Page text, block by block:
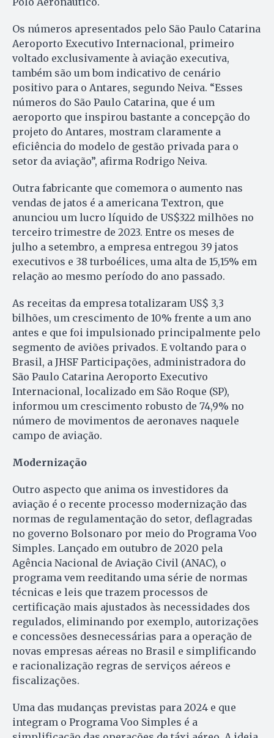
Os números apresentados pelo São Paulo Catarina
Aeroporto Executivo Internacional, primeiro
voltado exclusivamente à aviação executiva,
também são um bom indicativo de cenário
positivo para o Antares, segundo Neiva. “Esses
números do São Paulo Catarina, que é um
aeroporto que inspirou bastante a concepção do
projeto do Antares, mostram claramente a
eficiência do modelo de gestão privada para o
setor da aviação”, afirma Rodrigo Neiva.
Outra fabricante que comemora o aumento nas
vendas de jatos é a americana Textron, que
anunciou um lucro líquido de US$322 milhões no
terceiro trimestre de 2023. Entre os meses de
julho a setembro, a empresa entregou 39 jatos
executivos e 38 turboélices, uma alta de 15,15% em
relação ao mesmo período do ano passado.
As receitas da empresa totalizaram US$ 3,3
bilhões, um crescimento de 10% frente a um ano
antes e que foi impulsionado principalmente pelo
segmento de aviões privados. E voltando para o
Brasil, a JHSF Participações, administradora do
São Paulo Catarina Aeroporto Executivo
Internacional, localizado em São Roque (SP),
informou um crescimento robusto de 74,9% no
número de movimentos de aeronaves naquele
campo de aviação.
Modernização
Outro aspecto que anima os investidores da
aviação é o recente processo modernização das
normas de regulamentação do setor, deflagradas
no governo Bolsonaro por meio do Programa Voo
Simples. Lançado em outubro de 2020 pela
Agência Nacional de Aviação Civil (ANAC), o
programa vem reeditando uma série de normas
técnicas e leis que trazem processos de
certificação mais ajustados às necessidades dos
regulados, eliminando por exemplo, autorizações
e concessões desnecessárias para a operação de
novas empresas aéreas no Brasil e simplificando
e racionalização regras de serviços aéreos e
fiscalizações.
Uma das mudanças previstas para 2024 e que
integram o Programa Voo Simples é a